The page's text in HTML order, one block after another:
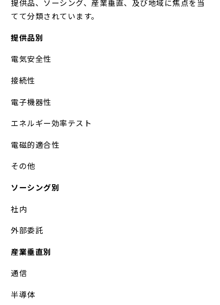
提供品、ソーシング、産業垂直、及び地域に焦点を当
てて分類されています。
提供品別
電気安全性
接続性
電子機器性
エネルギー効率テスト
電磁的適合性
その他
ソーシング別
社内
外部委託
産業垂直別
通信
半導体